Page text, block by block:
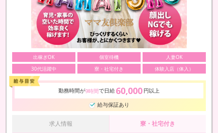
出稼ぎOK 個室待機
人妻OK
30代活躍中
寮・社宅付き 体験入店（体入）
勤務時間が9時間で日給60,000 円以上
給与保証あり
求人情報 寮・社宅付き